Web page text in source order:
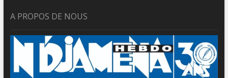
A PROPOS DE NOUS